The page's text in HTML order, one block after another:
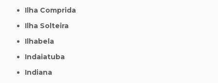
Ilha Comprida
Ilha Solteira
Ilhabela
Indaiatuba
Indiana